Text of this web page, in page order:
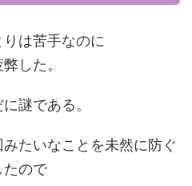
は苦手なのに
した。
謎である。
たいなことを未然に防ぐ
たので